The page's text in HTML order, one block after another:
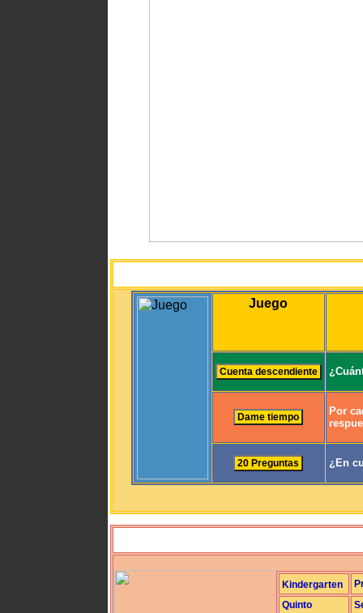
Juego
Por
¿En
Kindergarten
Quinto